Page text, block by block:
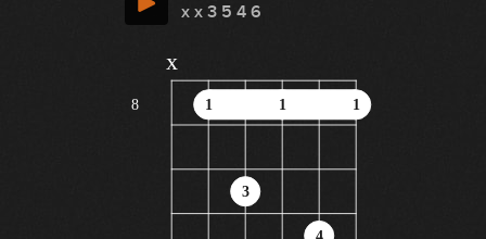
x x 3 5 4 6
8 1 1 1
x
3